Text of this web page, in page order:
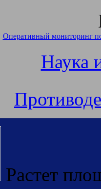
Оперативный мониторинг
Наука
Растет